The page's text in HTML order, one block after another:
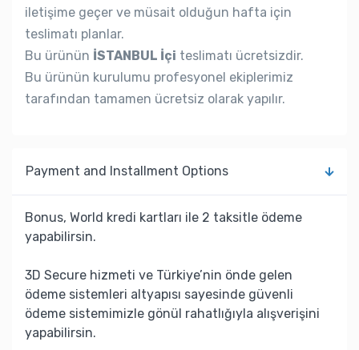
iletişime geçer ve müsait olduğun hafta için
teslimatı planlar.
Bu ürünün İSTANBUL İçi teslimatı ücretsizdir.
Bu ürünün kurulumu profesyonel ekiplerimiz
tarafından tamamen ücretsiz olarak yapılır.
Payment and Installment Options
Bonus, World kredi kartları ile 2 taksitle ödeme
yapabilirsin.
3D Secure hizmeti ve Türkiye’nin önde gelen
ödeme sistemleri altyapısı sayesinde güvenli
ödeme sistemimizle gönül rahatlığıyla alışverişini
yapabilirsin.